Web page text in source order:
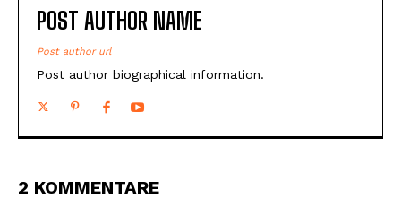
POST AUTHOR NAME
Post author url
Post author biographical information.
2 KOMMENTARE